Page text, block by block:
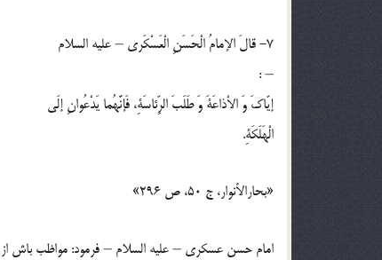
7- قالَ الإمامُ الْحَسَنِ الْعَسْكَري – عليه السلام
– :
إيّاكَ وَ الاْذاعَةَ وَ طَلَبَ الرِّئاسَةِ، فَإنَّهُما يَدْعُوانِ إلَي
الْهَلَكَةِ.
«بحارالأنوار، ج 50، ص 296»
امام حسن عسكري – عليه السلام – فرمود: مواظب باش از